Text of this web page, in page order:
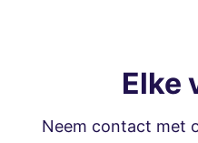
Elke
Neem contact met